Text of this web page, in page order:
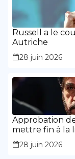
Russell a le
Autriche
28 juin 2026
Approbation
mettre fin à la
présidence
28 juin 2026